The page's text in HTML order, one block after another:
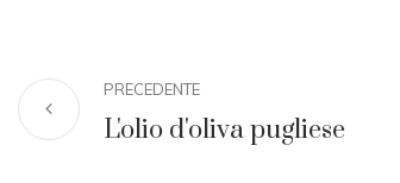
PRECEDENTE
L'olio d'oliva pugliese